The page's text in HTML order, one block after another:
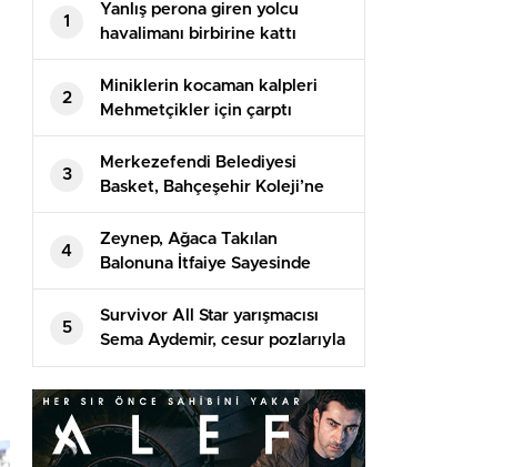
1
Yanlış perona giren yolcu
havalimanı birbirine kattı
2
Miniklerin kocaman kalpleri
Mehmetçikler için çarptı
3
Merkezefendi Belediyesi
Basket, Bahçeşehir Koleji’ne
konuk olacak
4
Zeynep, Ağaca Takılan
Balonuna İtfaiye Sayesinde
Kavuştu
5
Survivor All Star yarışmacısı
Sema Aydemir, cesur pozlarıyla
Instagram’ı sallıyor!